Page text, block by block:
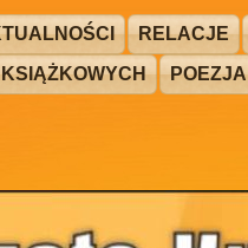
RELACJE
POEZJA